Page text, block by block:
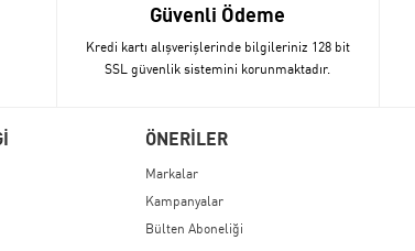
Güvenli Ödeme
Kredi kartı alışverişlerinde bilgileriniz 128 bit
SSL güvenlik sistemini korunmaktadır.
ÖNERİLER
Markalar
Kampanyalar
Bülten Aboneliği